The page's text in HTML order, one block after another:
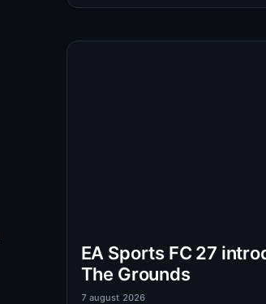
EA Sports FC 27
The Grounds
7 august 2026